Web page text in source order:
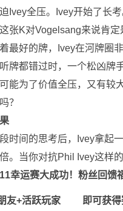
Ivey全压。Ivey开始了长考
张K对Vogelsang来说肯
最好的牌，Ivey在河牌圈
牌都错过时，一个松凶牌
能为了价值全压，又有较
？
时间的思考后，Ivey拿起
。当你对抗Phil Ivey这样
幸运赛大成功！粉丝回馈
+活跃玩家 即可获得赛